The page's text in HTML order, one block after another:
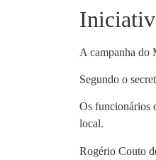
A campanha do
Segundo o
Os funcionários
local.
Rogério Couto